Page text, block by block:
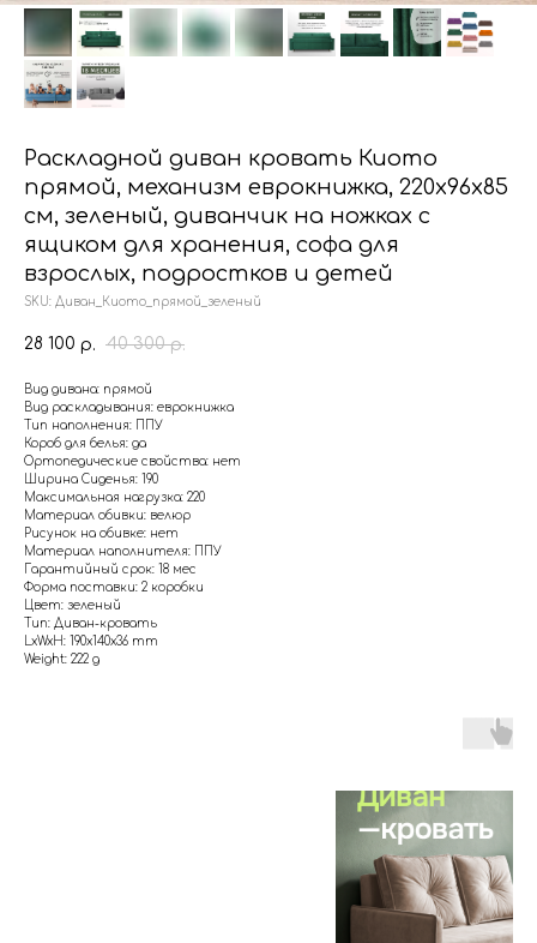
Раскладной диван кровать Киото
прямой, механизм еврокнижка, 220х96х85
см, зеленый, диванчик на ножках с
ящиком для хранения, софа для
взрослых, подростков и детей
SKU: Диван_Киото_прямой_зеленый
28 100 р. 40 300 р.
Вид дивана: прямой
Вид раскладывания: еврокнижка
Тип наполнения: ППУ
Короб для белья: да
Ортопедические свойства: нет
Ширина Сиденья: 190
Максимальная нагрузка: 220
Материал обивки: велюр
Рисунок на обивке: нет
Материал наполнителя: ППУ
Гарантийный срок: 18 мес
Форма поставки: 2 коробки
Цвет: зеленый
Тип: Диван-кровать
LxWxH: 190x140x36 mm
Weight: 222 g